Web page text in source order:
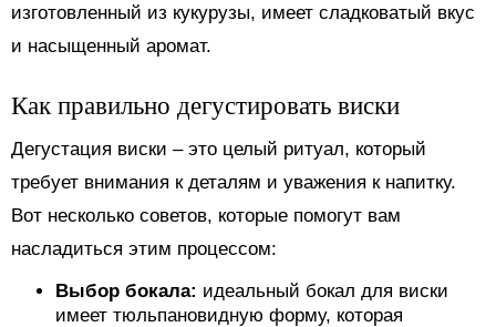
изготовленный из кукурузы, имеет сладковатый вкус
и насыщенный аромат.
Как правильно дегустировать виски
Дегустация виски – это целый ритуал, который
требует внимания к деталям и уважения к напитку.
Вот несколько советов, которые помогут вам
насладиться этим процессом:
Выбор бокала: идеальный бокал для виски
имеет тюльпановидную форму, которая